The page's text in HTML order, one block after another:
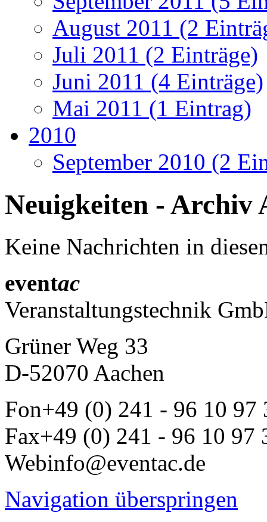
August 2011 (2
Juli 2011 (2 Einträge)
Juni 2011 (4 Einträge)
Mai 2011 (1 Eintrag)
2010
September 2010 (2
Neuigkeiten - Archiv
Keine Nachrichten in
eventac
Veranstaltungstechnik
Grüner Weg 33
D-52070 Aachen
Fon+49 (0) 241 - 96 10 97
Fax+49 (0) 241 - 96 10 97
Webinfo@eventac.de
Navigation überspringen